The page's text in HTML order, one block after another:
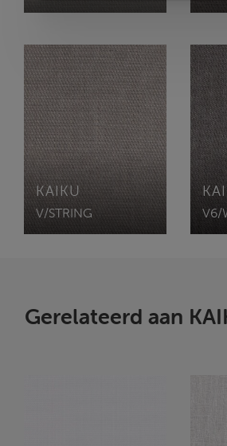
KAIKU
V/STRING V6/
Gerelateerd aan